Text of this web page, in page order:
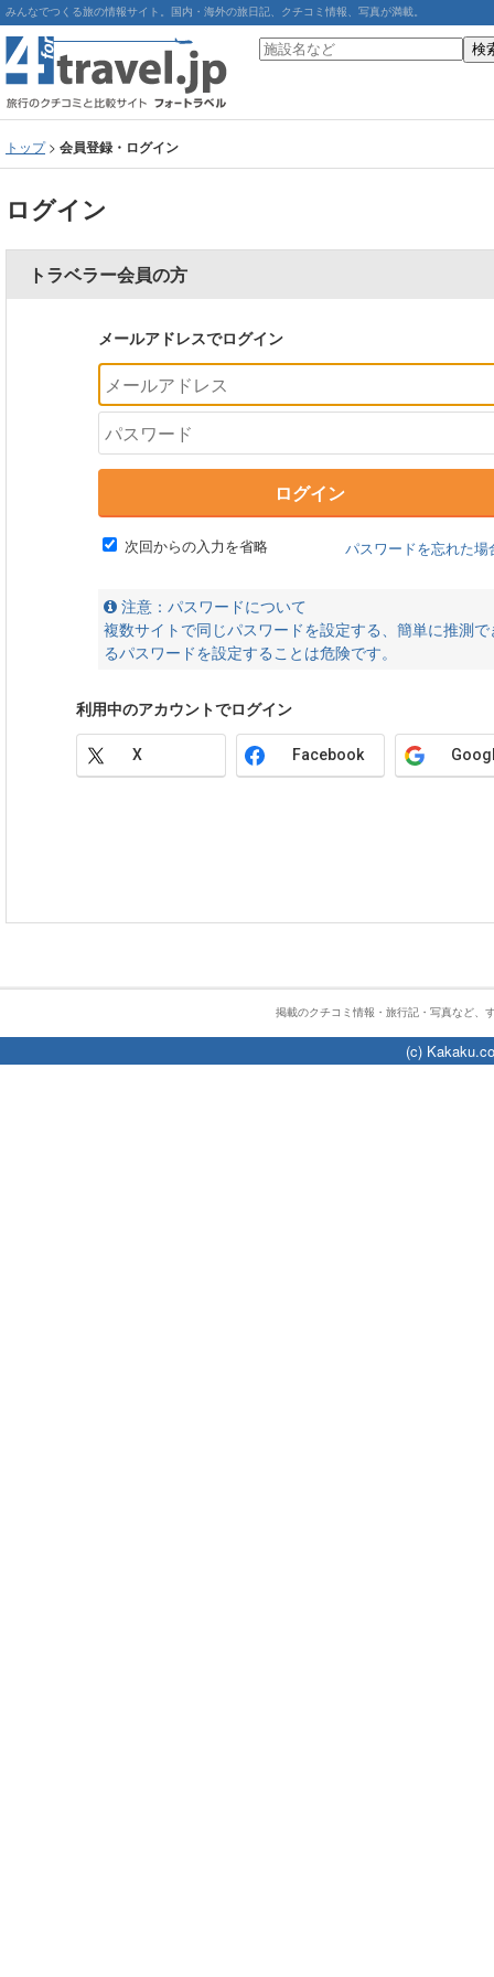
みんなでつくる旅の情報サイト。国内・海外の旅日記、クチコミ情報、写真が満載。
トップ> 会員登録・ログイン
ログイン
トラベラー会員の方
メールアドレスでログイン
次回からの入力を省略 パスワードを忘れた
注意：パスワードについて
複数サイトで同じパスワードを設定する、簡単に推測で
るパスワードを設定することは危険です。
利用中のアカウントでログイン
X Facebook
掲載のクチコミ情報・旅行記・写真など、
(c)